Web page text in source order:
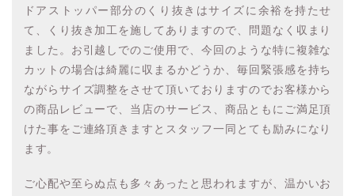
ドアストッパー部分のくり抜きはサイズに余裕を持たせ
て、くり抜き加工を施してありますので、問題なく収まり
ました。お引越しでのご使用で、今回のような特に複雑な
カットの場合は綺麗に収まるかどうか、毎回緊張感を持ち
ながらサイズ調整をさせて頂いておりますのでお客様から
の商品レビューで、当店のサービス、商品ともにご満足頂
けた事をご連絡頂きますとスタッフ一同とても励みになり
ます。
ご心配や至らぬ点も多々あったと思われますが、温かいお